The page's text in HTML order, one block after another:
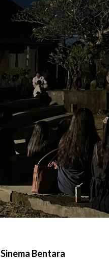
Sinema Bentara